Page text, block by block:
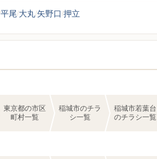
平尾 大丸 矢野口 押立
東京都の市区
町村一覧
稲城市のチラ
シ一覧
稲城市若葉台
のチラシ一覧